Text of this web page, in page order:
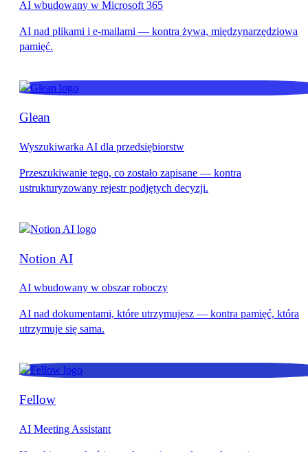
AI wbudowany w Microsoft 365
Glean
Wyszukiwarka AI dla przedsiębiorstw
Notion AI
AI wbudowany w obszar roboczy
Fellow
AI Meeting Assistant